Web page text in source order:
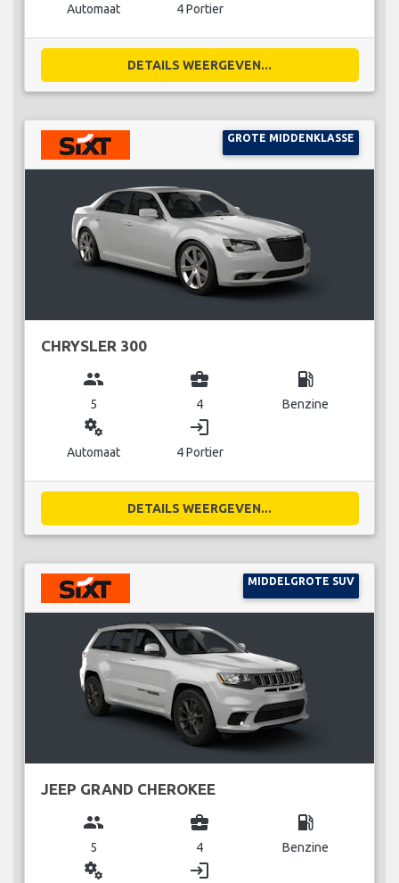
Automaat 4 Portier
DETAILS WEERGEVEN...
GROTE MIDDENKLASSE
CHRYSLER 300
group
5
business_center
4
local_gas_station
Benzine
miscellaneous_services
Automaat
login
4 Portier
DETAILS WEERGEVEN...
MIDDELGROTE SUV
JEEP GRAND CHEROKEE
group
5
business_center
4
local_gas_station
Benzine
miscellaneous_services login